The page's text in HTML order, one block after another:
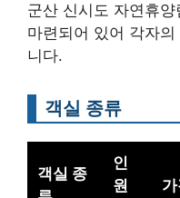
군산 신시도 자연휴
마련되어 있어 각자
니다.
객실 종류
객실 종
인
원